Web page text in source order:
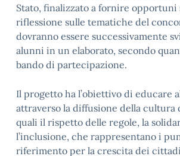
Stato, finalizzato a fornire
riflessione sulle tematiche del
dovranno essere successivamente
alunni in un elaborato, secondo
bando di partecipazione.
Il progetto ha l’obiettivo di educare
attraverso la diffusione della cultura
quali il rispetto delle regole, la
l’inclusione, che rappresentano i
riferimento per la crescita dei